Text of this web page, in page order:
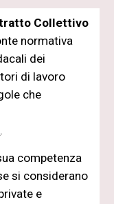
Collettivo
normativa
dei
di lavoro
che
.
competenza
si considerano
e